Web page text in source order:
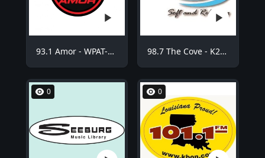
93.1 Amor - WPAT-FM 98.7 The Cove - K254BE
0 0